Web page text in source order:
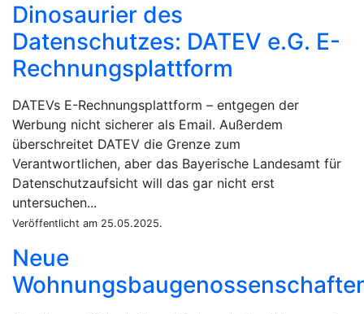
Dinosaurier des
Datenschutzes: DATEV e.G. E-
Rechnungsplattform
DATEVs E-Rechnungsplattform – entgegen der
Werbung nicht sicherer als Email. Außerdem
überschreitet DATEV die Grenze zum
Verantwortlichen, aber das Bayerische Landesamt für
Datenschutzaufsicht will das gar nicht erst
untersuchen...
Veröffentlicht am 25.05.2025.
Neue